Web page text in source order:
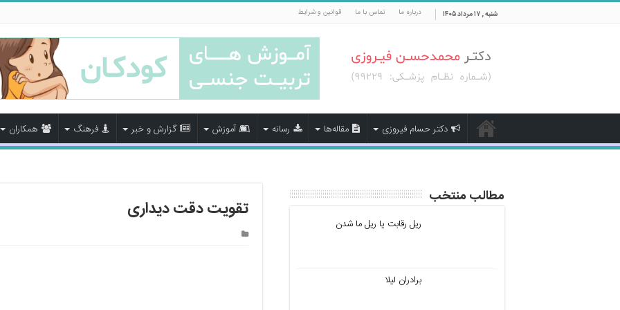
شنبه , ۱۷ مرداد ۱۴۰۵ درباره ما تماس با ما قوانین و شرایط
دکتر حسام فیروزی مقاله‌ها رسانه آموزش گزارش و خبر فرهنگ همکاران
تقویت دقت دیداری مطالب منتخب
ریل رقابت یا ریل ما شدن
برادران لیلا